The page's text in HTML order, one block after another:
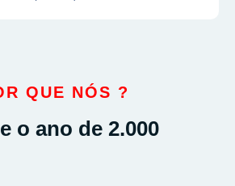
QUE NÓS ?
o ano de 2.000